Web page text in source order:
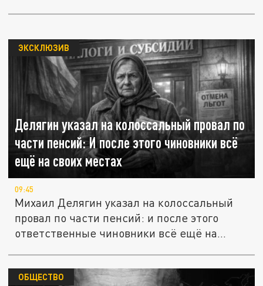
Делягин указал на колоссальный провал по
части пенсий: И после этого чиновники всё
ещё на своих местах
ЭКСКЛЮЗИВ
09:45
Михаил Делягин указал на колоссальный
провал по части пенсий: и после этого
ответственные чиновники всё ещё на...
ОБЩЕСТВО